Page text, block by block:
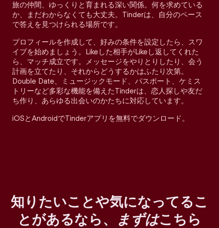
旅の仲間、ゆっくりと育まれる深い関係。何を求めている
か、まだわからなくても大丈夫。Tinderは、自分のペース
で答えを見つけられる場所です。
プロフィールを作成して、好みの条件を設定したら、スワ
イプを始めましょう。Likeした相手がLikeし返してくれた
ら、マッチ成立です。メッセージをやりとりしたり、会う
計画を立てたり、それからどうするかはふたり次第。
Double Date、ミュージックモード、パスポート、ケミス
トリーなど多彩な機能を備えたTinderは、恋人探しや友だ
ち作り、あらゆる出会いのかたちに対応しています。
iOSとAndroidでTinderアプリを無料でダウンロード。
知りたいことや気になってるこ
とがあるなら、
まずはこちら